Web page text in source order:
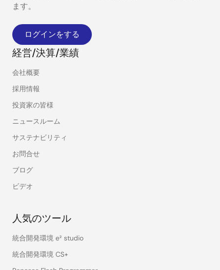
ます。
ログインをする
経営/決算/業績
会社概要
採用情報
投資家の皆様
ニュースルーム
サステナビリティ
お問合せ
ブログ
ビデオ
人気のツール
統合開発環境 e² studio
統合開発環境 CS+